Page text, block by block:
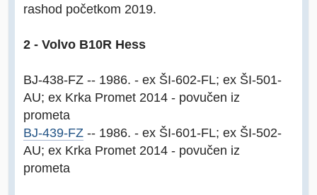
rashod početkom 2019.
2 - Volvo B10R Hess
BJ-438-FZ -- 1986. - ex ŠI-602-FL; ex ŠI-501-
AU; ex Krka Promet 2014 - povučen iz
prometa
BJ-439-FZ -- 1986. - ex ŠI-601-FL; ex ŠI-502-
AU; ex Krka Promet 2014 - povučen iz
prometa